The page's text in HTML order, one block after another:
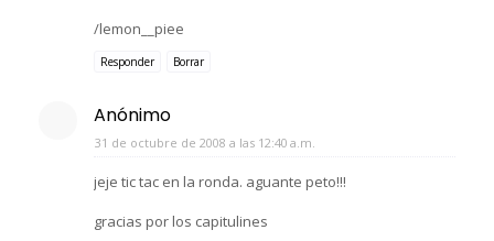
/lemon__piee
Responder Borrar
Anónimo
31 de octubre de 2008 a las 12:40 a.m.
jeje tic tac en la ronda. aguante peto!!!
gracias por los capitulines